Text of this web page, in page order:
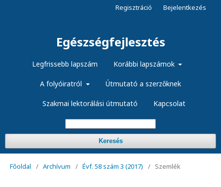
Egészségfejlesztés
Legfrissebb lapszám Korábbi lapszámok
A folyóiratról Útmutató a szerzőknek
Szakmai lektorálási útmutató Kapcsolat
Keresés
Regisztráció Bejelentkezés
Főoldal / Archívum / Évf. 58 szám 3 (2017) / Szemlék